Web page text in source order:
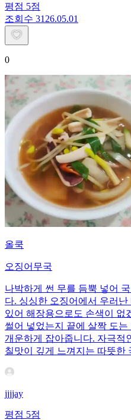
평점 5점
조회수 31 26.05.01
0
올쿡
오징어무국
나박하게 썬 무를 듬뿍 넣어
다. 싱싱한 오징어에서 우러
있어 해장용으로도 손색이 없
썰어 넣었는지 끝에 살짝 도
개운하게 잡아줍니다. 자극적
칠맛이 깊게 느껴지는 따뜻한
jjjjay
평점 5점